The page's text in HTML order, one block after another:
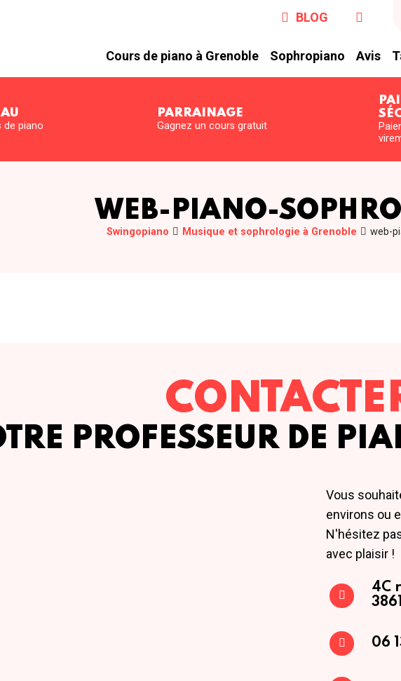
BLOG
Cours de piano à Grenoble Sophropiano Avis
de piano
PARRAINAGE
Gagnez un cours gratuit
WEB-PIANO-
Swingopiano Musique et sophrologie à Grenoble web-
PROFESSEUR DE
Vous
environs ou
N'hésitez
avec plaisir !
4C
06